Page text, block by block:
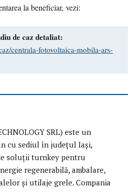
la beneficiar, vezi:
de caz detaliat:
centrala-fotovoltaica-mobila-ars-
SRL) este un
cu sediul în județul Iași,
soluții turnkey pentru
regenerabilă, ambalare,
și utilaje grele. Compania